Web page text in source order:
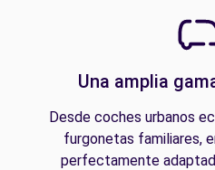
Una amplia
Desde coches urbanos
furgonetas familiares,
perfectamente